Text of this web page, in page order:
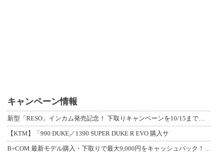
キャンペーン情報
新型「RESO」インカム発売記念！ 下取りキャンペーンを10/15まで延長して開
【KTM】「990 DUKE／1390 SUPER DUKE R EVO 購入サ
B+COM 最新モデル購入・下取りで最大9,000円をキャッシュバック！「B+F